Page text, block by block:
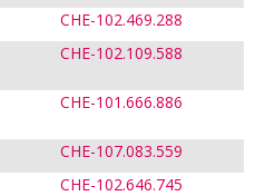
CHE-102.469.288
CHE-102.109.588
CHE-101.666.886
CHE-107.083.559
CHE-102.646.745